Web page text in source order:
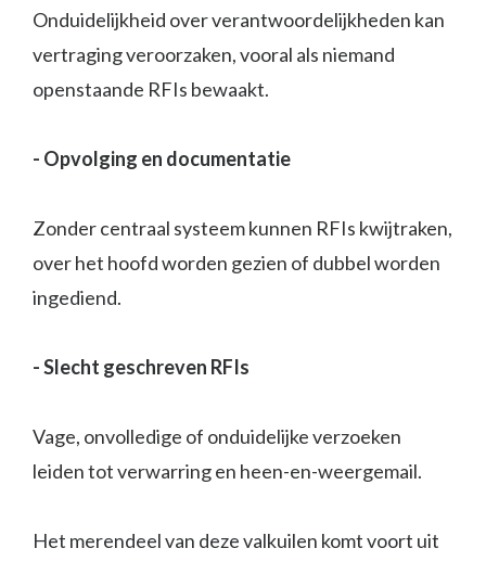
Onduidelijkheid over verantwoordelijkheden kan
vertraging veroorzaken, vooral als niemand
openstaande RFIs bewaakt.
- Opvolging en documentatie
Zonder centraal systeem kunnen RFIs kwijtraken,
over het hoofd worden gezien of dubbel worden
ingediend.
- Slecht geschreven RFIs
Vage, onvolledige of onduidelijke verzoeken
leiden tot verwarring en heen-en-weergemail.
Het merendeel van deze valkuilen komt voort uit